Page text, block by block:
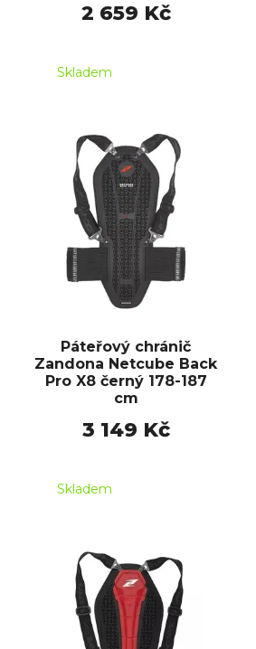
2 659 Kč
Skladem
Páteřový chránič
Zandona Netcube Back
Pro X8 černý 178-187
cm
3 149 Kč
Skladem